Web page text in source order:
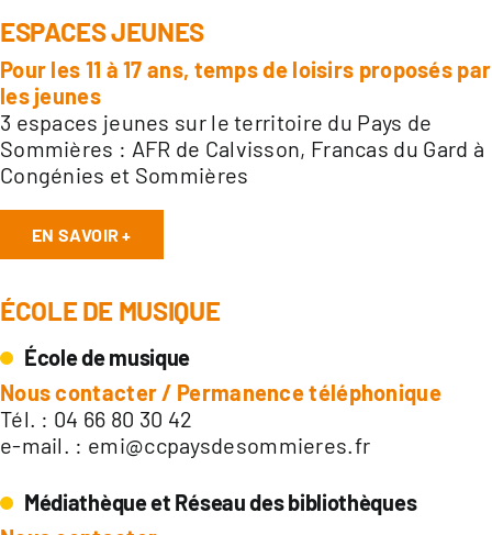
ESPACES JEUNES
Pour les 11 à 17 ans, temps de loisirs proposés par
les jeunes
3 espaces jeunes sur le territoire du Pays de
Sommières : AFR de Calvisson, Francas du Gard à
Congénies et Sommières
EN SAVOIR +
ÉCOLE DE MUSIQUE
École de musique
Nous contacter / Permanence téléphonique
Tél. : 04 66 80 30 42
e-mail. : emi@ccpaysdesommieres.fr
Médiathèque et Réseau des bibliothèques